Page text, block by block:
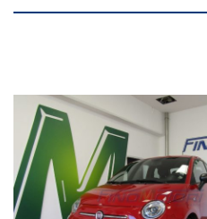
LUCI DIURNE
CLIMATIZZATORE
AUTORADIO
ANDROID AUTO
APPLE CAR PLAY
INGRESSI USB